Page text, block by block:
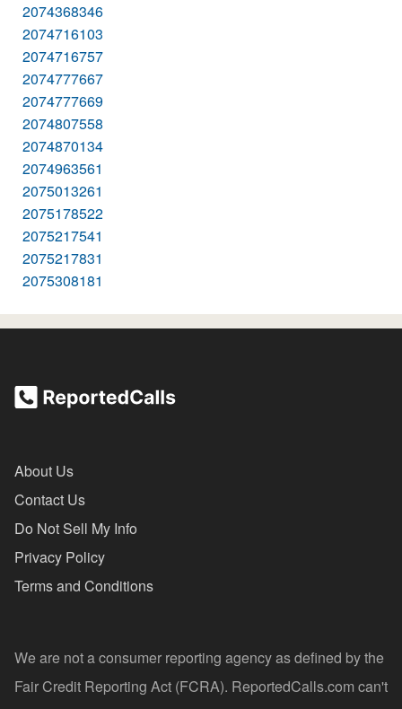
2074368346
2074716103
2074716757
2074777667
2074777669
2074807558
2074870134
2074963561
2075013261
2075178522
2075217541
2075217831
2075308181
About Us
Contact Us
Do Not Sell My Info
Privacy Policy
Terms and Conditions
We are not a consumer reporting agency as defined by the
Fair Credit Reporting Act (FCRA). ReportedCalls.com can't